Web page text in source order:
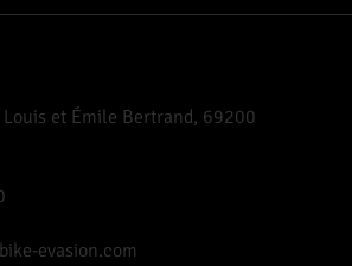
Louis et Émile Bertrand, 69200
evasion.com